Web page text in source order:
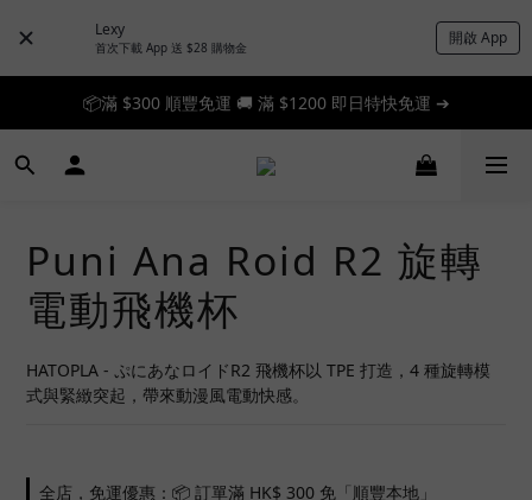
Lexy
首次下載 App 送 $28 購物金 開啟 App
📦滿 $300 順豐免運 🚚 滿 $1200 即日特快免運 ➔
📦滿 $300 順豐免運 🚚 滿 $1200 即日特快免運 ➔
🎉 新人首單享 88 折，快來領券加入！➔
Puni Ana Roid R2 旋轉
電動飛機杯
HATOPLA - ぷにあなロイドR2 飛機杯以 TPE 打造，4 種旋轉模
式與緊緻突起，帶來動漫風電動快感。
全店，免運優惠：📦 訂單滿 HK$ 300 免「順豐本地」